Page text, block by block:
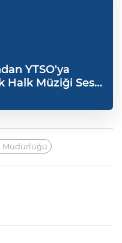
YTSO'ya
Halk Müziği Ses
Müdürlüğü